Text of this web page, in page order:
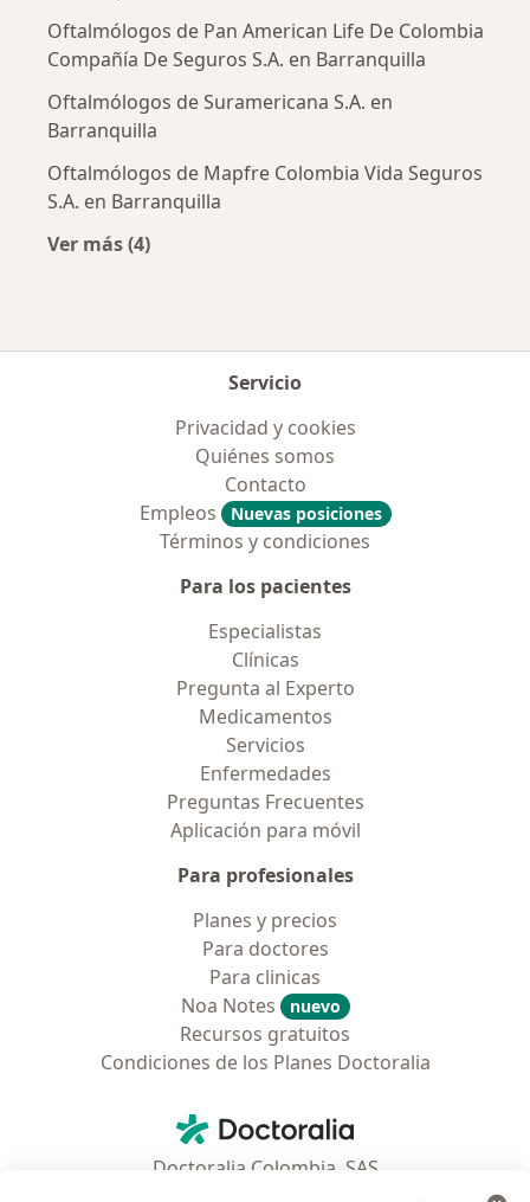
Oftalmólogos de Pan American Life De Colombia
Compañía De Seguros S.A. en Barranquilla
Oftalmólogos de Suramericana S.A. en
Barranquilla
Oftalmólogos de Mapfre Colombia Vida Seguros
S.A. en Barranquilla
Ver más (4)
Servicio
Privacidad y cookies
Quiénes somos
Contacto
Empleos
Nuevas posiciones
Términos y condiciones
Para los pacientes
Especialistas
Clínicas
Pregunta al Experto
Medicamentos
Servicios
Enfermedades
Preguntas Frecuentes
Aplicación para móvil
Para profesionales
Planes y precios
Para doctores
Para clinicas
Noa Notes
nuevo
Recursos gratuitos
Condiciones de los Planes Doctoralia
Doctoralia - Página de inicio
Doctoralia Colombia, SAS